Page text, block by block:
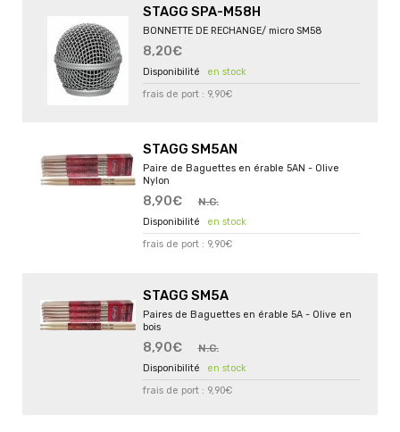
STAGG SPA-M58H
BONNETTE DE RECHANGE/ micro SM58
8,20€
en stock
frais de port : 9,90€
STAGG SM5AN
Paire de Baguettes en érable 5AN - Olive
Nylon
8,90€ N.C.
en stock
frais de port : 9,90€
STAGG SM5A
Paires de Baguettes en érable 5A - Olive en
bois
8,90€ N.C.
en stock
frais de port : 9,90€